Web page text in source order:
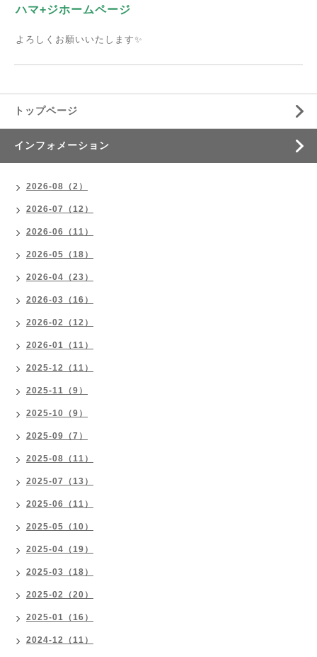
ハマ+ジホームページ
よろしくお願いいたします✨
トップページ
インフォメーション
2026-08（2）
2026-07（12）
2026-06（11）
2026-05（18）
2026-04（23）
2026-03（16）
2026-02（12）
2026-01（11）
2025-12（11）
2025-11（9）
2025-10（9）
2025-09（7）
2025-08（11）
2025-07（13）
2025-06（11）
2025-05（10）
2025-04（19）
2025-03（18）
2025-02（20）
2025-01（16）
2024-12（11）